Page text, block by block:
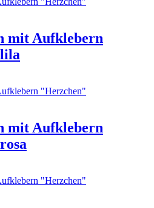
mit Aufklebern
mit Aufklebern